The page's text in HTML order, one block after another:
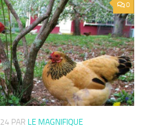
0
PAR LE MAGNIFIQUE